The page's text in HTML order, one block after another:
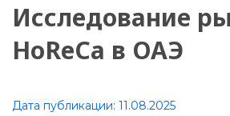
Портфолио
Аналитика
Исследование
HoReCa в ОАЭ
Дата публикации: 11.08.2025